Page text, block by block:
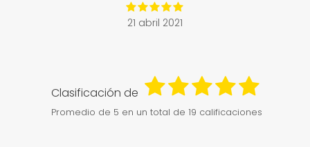
21 abril 2021
Clasificación de
Promedio de 5 en un total de 19 calificaciones